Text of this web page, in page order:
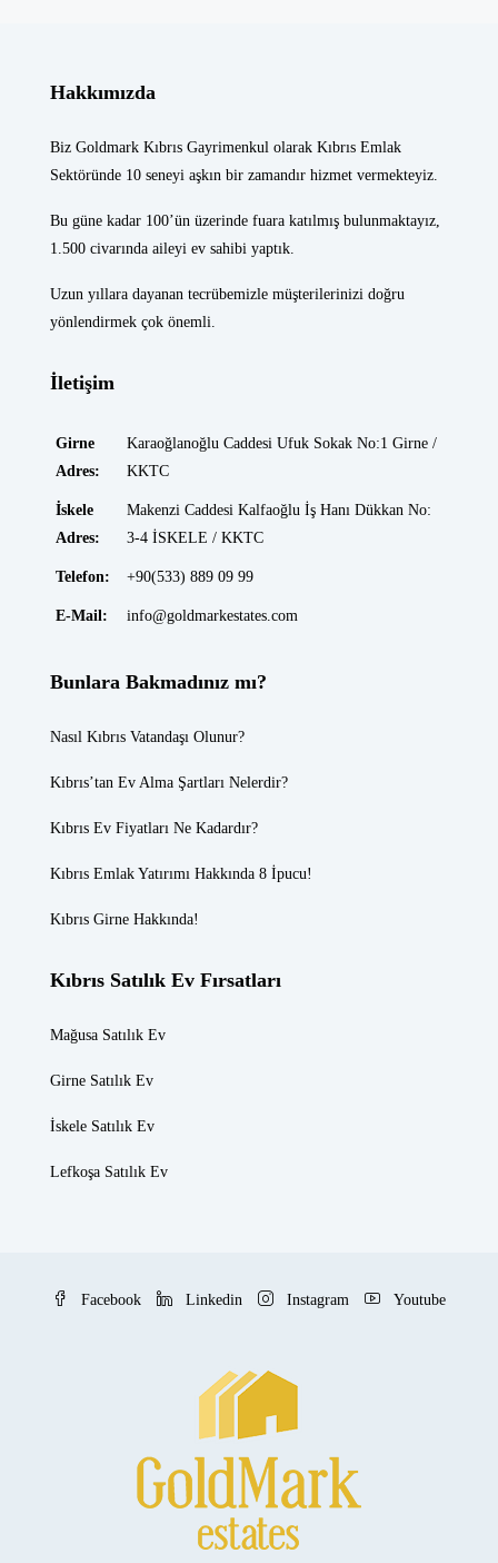
Hakkımızda
Biz Goldmark Kıbrıs Gayrimenkul olarak Kıbrıs Emlak
Sektöründe 10 seneyi aşkın bir zamandır hizmet vermekteyiz.
Bu güne kadar 100’ün üzerinde fuara katılmış bulunmaktayız,
1.500 civarında aileyi ev sahibi yaptık.
Uzun yıllara dayanan tecrübemizle müşterilerinizi doğru
yönlendirmek çok önemli.
İletişim
Girne
Adres:
Karaoğlanoğlu Caddesi Ufuk Sokak No:1 Girne /
KKTC
İskele
Adres:
Makenzi Caddesi Kalfaoğlu İş Hanı Dükkan No:
3-4 İSKELE / KKTC
Telefon: +90(533) 889 09 99
E-Mail: info@goldmarkestates.com
Bunlara Bakmadınız mı?
Nasıl Kıbrıs Vatandaşı Olunur?
Kıbrıs’tan Ev Alma Şartları Nelerdir?
Kıbrıs Ev Fiyatları Ne Kadardır?
Kıbrıs Emlak Yatırımı Hakkında 8 İpucu!
Kıbrıs Girne Hakkında!
Kıbrıs Satılık Ev Fırsatları
Mağusa Satılık Ev
Girne Satılık Ev
İskele Satılık Ev
Lefkoşa Satılık Ev
Facebook Linkedin Instagram Youtube